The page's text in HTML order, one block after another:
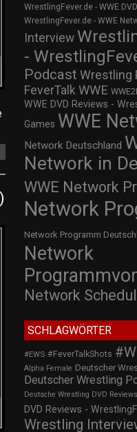
WrestlingFever.de - WWE
WrestlingFever.de - WWE
Interview
-
Podcast Wrestling
FeverTalk WWE
WWE DVD Reviews -
Games WWE
Network Deutschland
Network in
WWE Network
Network
Network Programm
Network
Network
SCHLAGWÖRTER
#EWS #FeverTalkShots
Alpha Female Deutscher
Deutscher Wrestling
Deutsche Wrestling DVD Reviews
DVD Reviews -
Wrestling